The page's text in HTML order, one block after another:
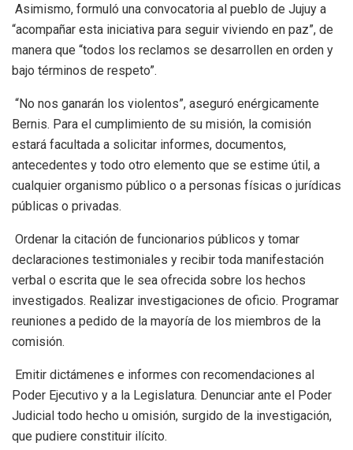
Asimismo, formuló una convocatoria al pueblo de Jujuy a
“acompañar esta iniciativa para seguir viviendo en paz”, de
manera que “todos los reclamos se desarrollen en orden y
bajo términos de respeto”.
“No nos ganarán los violentos”, aseguró enérgicamente
Bernis. Para el cumplimiento de su misión, la comisión
estará facultada a solicitar informes, documentos,
antecedentes y todo otro elemento que se estime útil, a
cualquier organismo público o a personas físicas o jurídicas
públicas o privadas.
Ordenar la citación de funcionarios públicos y tomar
declaraciones testimoniales y recibir toda manifestación
verbal o escrita que le sea ofrecida sobre los hechos
investigados. Realizar investigaciones de oficio. Programar
reuniones a pedido de la mayoría de los miembros de la
comisión.
Emitir dictámenes e informes con recomendaciones al
Poder Ejecutivo y a la Legislatura. Denunciar ante el Poder
Judicial todo hecho u omisión, surgido de la investigación,
que pudiere constituir ilícito.